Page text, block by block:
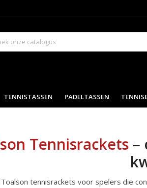
TENNISTASSEN PADELTASSEN
Tennisrackets –
tennisrackets voor spelers die